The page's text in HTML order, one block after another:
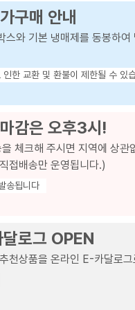
구매 안내
스와 기본 냉매제를 동봉하
한 교환 및 환불이 제한될 수 있
감은 오후3시!
체크해 주시면 지역에 상
접배송만 운영됩니다.)
송됩니다
로그 OPEN
천상품을 온라인 E-카달로